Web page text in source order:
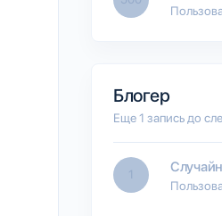
Блогер
Еще 1 запись до
1